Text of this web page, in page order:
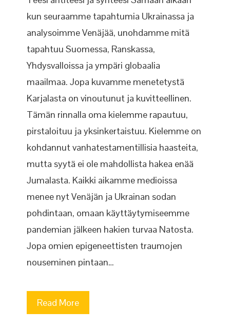
kun seuraamme tapahtumia Ukrainassa ja
analysoimme Venäjää, unohdamme mitä
tapahtuu Suomessa, Ranskassa,
Yhdysvalloissa ja ympäri globaalia
maailmaa. Jopa kuvamme menetetystä
Karjalasta on vinoutunut ja kuvitteellinen.
Tämän rinnalla oma kielemme rapautuu,
pirstaloituu ja yksinkertaistuu. Kielemme on
kohdannut vanhatestamentillisia haasteita,
mutta syytä ei ole mahdollista hakea enää
Jumalasta. Kaikki aikamme medioissa
menee nyt Venäjän ja Ukrainan sodan
pohdintaan, omaan käyttäytymiseemme
pandemian jälkeen hakien turvaa Natosta.
Jopa omien epigeneettisten traumojen
nouseminen pintaan…
Read More